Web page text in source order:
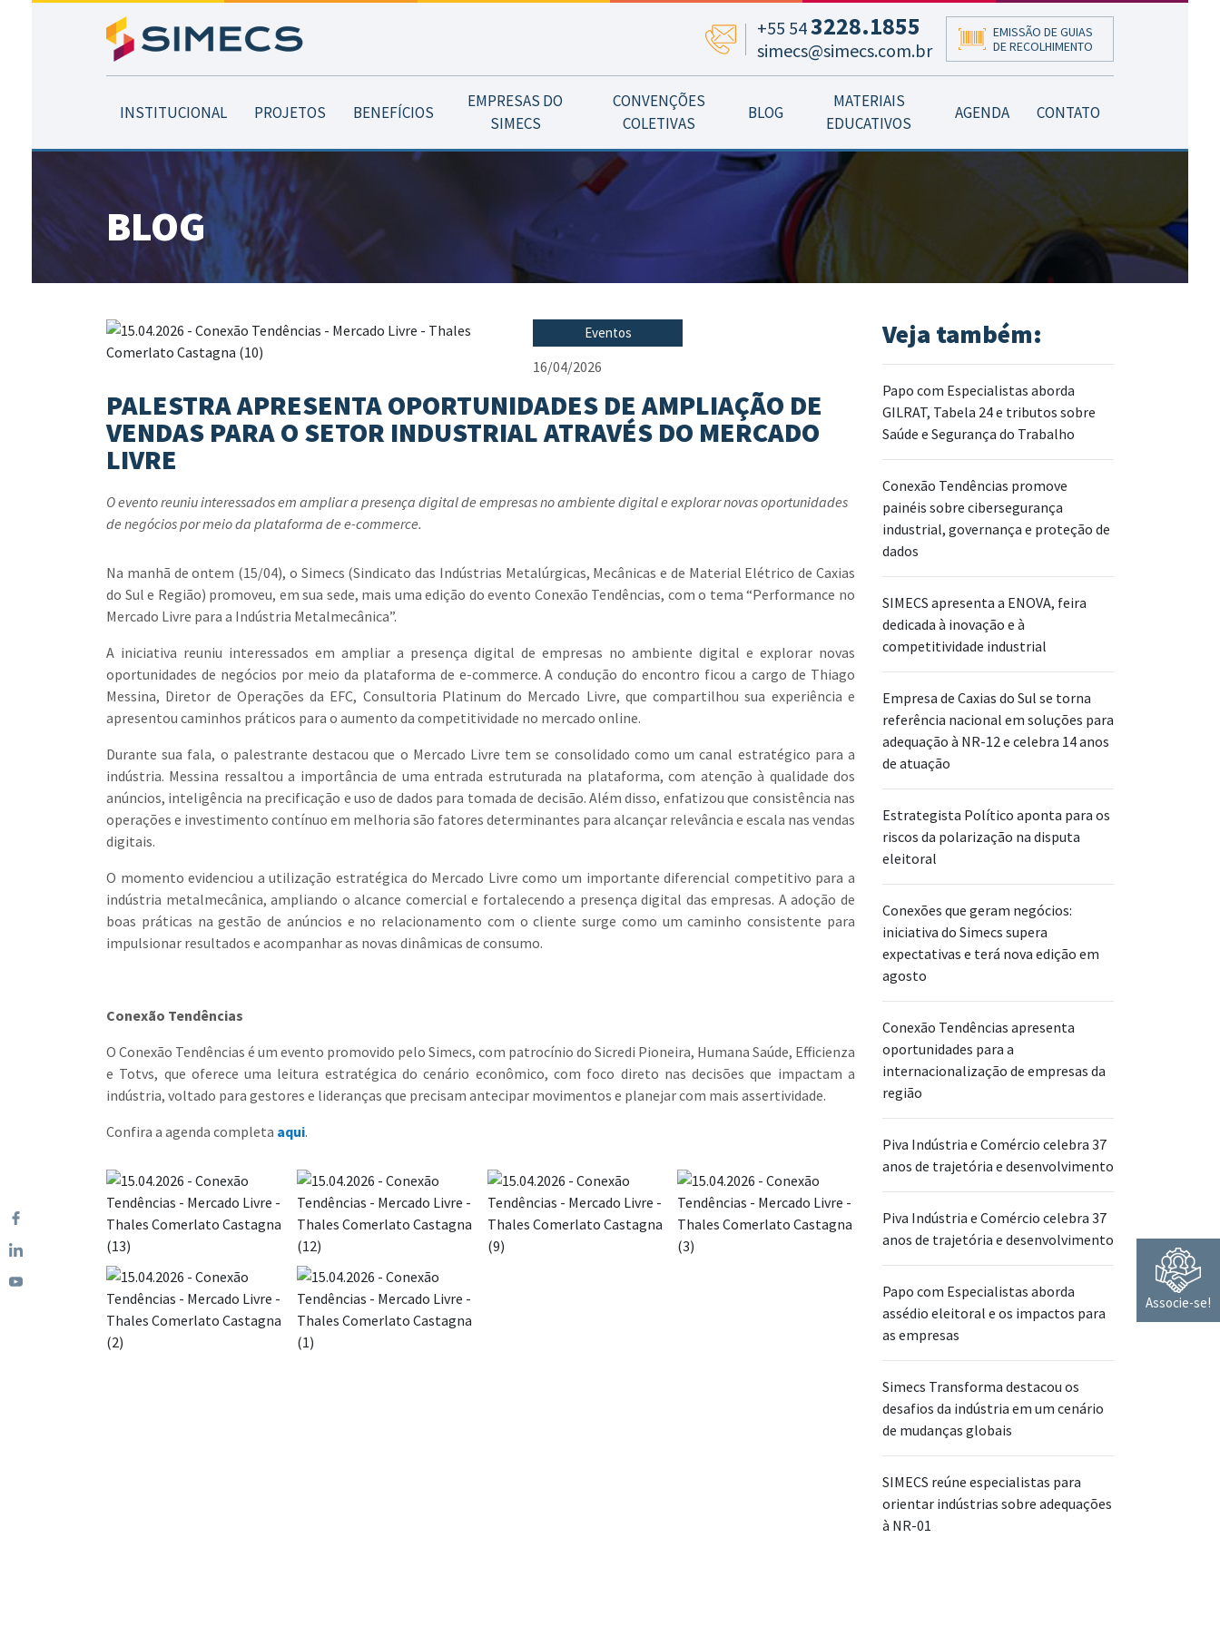
Associe-se!
+55 543228.1855
simecs@simecs.com.br
EMISSÃO DE GUIAS
DE RECOLHIMENTO
INSTITUCIONAL PROJETOS BENEFÍCIOS
EMPRESAS DO
SIMECS
CONVENÇÕES
COLETIVAS
BLOG
MATERIAIS
EDUCATIVOS
AGENDA CONTATO
BLOG
Eventos
16/04/2026
PALESTRA APRESENTA OPORTUNIDADES DE AMPLIAÇÃO DE
VENDAS PARA O SETOR INDUSTRIAL ATRAVÉS DO MERCADO
LIVRE
O evento reuniu interessados em ampliar a presença digital de empresas no ambiente digital e explorar novas oportunidades
de negócios por meio da plataforma de e-commerce.
Na manhã de ontem (15/04), o Simecs (Sindicato das Indústrias Metalúrgicas, Mecânicas e de Material Elétrico de Caxias
do Sul e Região) promoveu, em sua sede, mais uma edição do evento Conexão Tendências, com o tema “Performance no
Mercado Livre para a Indústria Metalmecânica”.
A iniciativa reuniu interessados em ampliar a presença digital de empresas no ambiente digital e explorar novas
oportunidades de negócios por meio da plataforma de e-commerce. A condução do encontro ficou a cargo de Thiago
Messina, Diretor de Operações da EFC, Consultoria Platinum do Mercado Livre, que compartilhou sua experiência e
apresentou caminhos práticos para o aumento da competitividade no mercado online.
Durante sua fala, o palestrante destacou que o Mercado Livre tem se consolidado como um canal estratégico para a
indústria. Messina ressaltou a importância de uma entrada estruturada na plataforma, com atenção à qualidade dos
anúncios, inteligência na precificação e uso de dados para tomada de decisão. Além disso, enfatizou que consistência nas
operações e investimento contínuo em melhoria são fatores determinantes para alcançar relevância e escala nas vendas
digitais.
O momento evidenciou a utilização estratégica do Mercado Livre como um importante diferencial competitivo para a
indústria metalmecânica, ampliando o alcance comercial e fortalecendo a presença digital das empresas. A adoção de
boas práticas na gestão de anúncios e no relacionamento com o cliente surge como um caminho consistente para
impulsionar resultados e acompanhar as novas dinâmicas de consumo.
Conexão Tendências
O Conexão Tendências é um evento promovido pelo Simecs, com patrocínio do Sicredi Pioneira, Humana Saúde, Efficienza
e Totvs, que oferece uma leitura estratégica do cenário econômico, com foco direto nas decisões que impactam a
indústria, voltado para gestores e lideranças que precisam antecipar movimentos e planejar com mais assertividade.
Confira a agenda completa aqui.
Veja também:
Papo com Especialistas aborda
GILRAT, Tabela 24 e tributos sobre
Saúde e Segurança do Trabalho
Conexão Tendências promove
painéis sobre cibersegurança
industrial, governança e proteção de
dados
SIMECS apresenta a ENOVA, feira
dedicada à inovação e à
competitividade industrial
Empresa de Caxias do Sul se torna
referência nacional em soluções para
adequação à NR-12 e celebra 14 anos
de atuação
Estrategista Político aponta para os
riscos da polarização na disputa
eleitoral
Conexões que geram negócios:
iniciativa do Simecs supera
expectativas e terá nova edição em
agosto
Conexão Tendências apresenta
oportunidades para a
internacionalização de empresas da
região
Piva Indústria e Comércio celebra 37
anos de trajetória e desenvolvimento
Piva Indústria e Comércio celebra 37
anos de trajetória e desenvolvimento
Papo com Especialistas aborda
assédio eleitoral e os impactos para
as empresas
Simecs Transforma destacou os
desafios da indústria em um cenário
de mudanças globais
SIMECS reúne especialistas para
orientar indústrias sobre adequações
à NR-01